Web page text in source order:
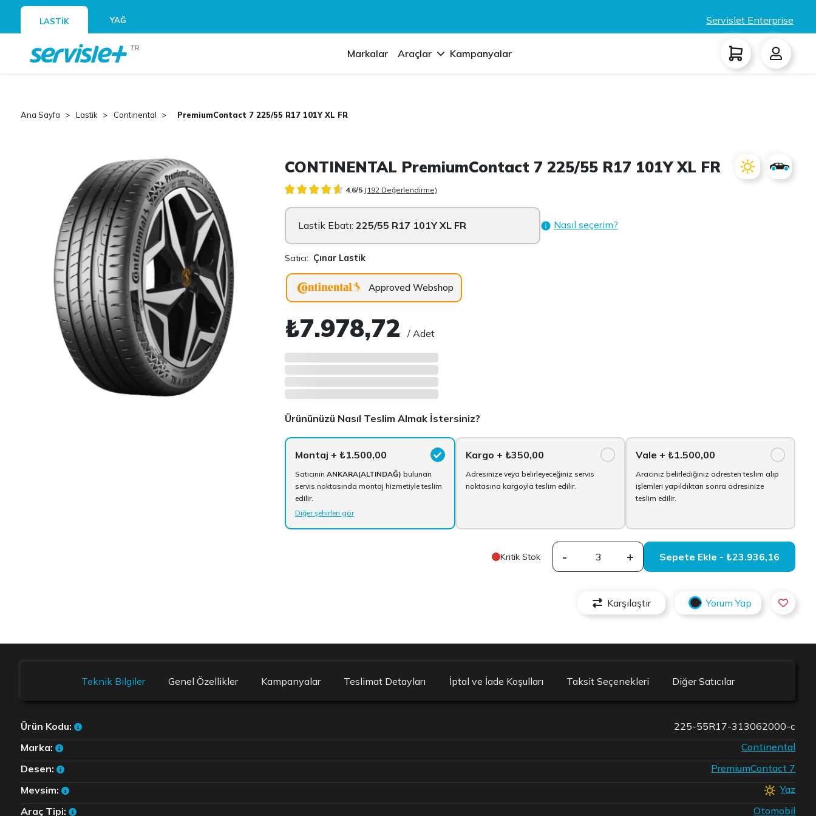
LASTİK YAĞ Servislet Enterprise
TR Markalar Araçlar Kampanyalar
Ana Sayfa Lastik Continental PremiumContact 7 225/55 R17 101Y XL FR
CONTINENTAL PremiumContact 7 225/55 R17 101Y XL FR
4.6/5 (192 Değerlendirme)
Lastik Ebatı:225/55 R17 101Y XL FR Nasıl seçerim?
Satıcı: Çınar Lastik
Approved Webshop
₺7.978,72/ Adet
Ürününüzü Nasıl Teslim Almak İstersiniz?
Montaj + ₺1.500,00
SatıcınınANKARA(ALTINDAĞ) bulunan
servis noktasında montaj hizmetiyle teslim
edilir.
Diğer şehirleri gör
Kargo + ₺350,00
Adresinize veya belirleyeceğiniz servis
noktasına kargoyla teslim edilir.
Vale + ₺1.500,00
Aracınız belirlediğiniz adresten teslim alıp
işlemleri yapıldıktan sonra adresinize
teslim edilir.
Kritik Stok - + Sepete Ekle - ₺23.936,16
Karşılaştır Yorum Yap
Teknik Bilgiler Genel Özellikler Kampanyalar Teslimat Detayları İptal ve İade Koşulları Taksit Seçenekleri Diğer Satıcılar
Ürün Kodu:
225-55R17-313062000-c
Marka:
Continental
Desen:
PremiumContact 7
Mevsim:
Yaz
Araç Tipi:
Otomobil